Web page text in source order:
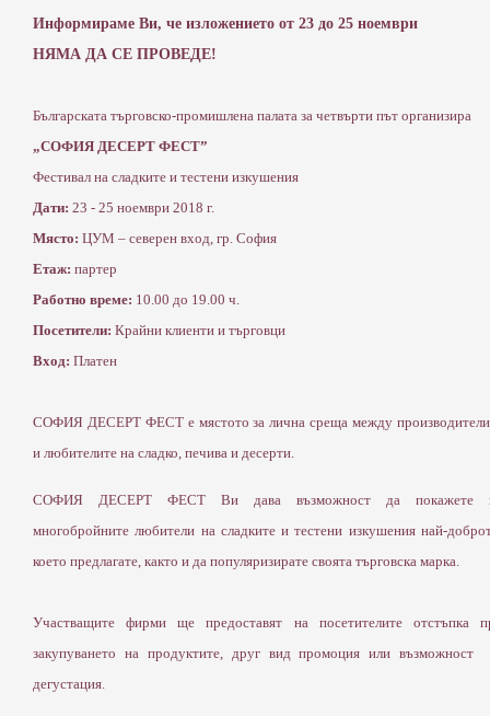
Информираме Ви, че изложението от 23 до 25 ноември
НЯМА ДА СЕ ПРОВЕДЕ!
Българската търговско-промишлена палата за четвърти път организира
„СОФИЯ ДЕСЕРТ ФЕСТ”
Фестивал на сладките и тестени изкушения
Дати: 23 - 25 ноември 2018 г.
Място: ЦУМ – северен вход, гр. София
Етаж: партер
Работно време: 10.00 до 19.00 ч.
Посетители: Крайни клиенти и търговци
Вход: Платен
СОФИЯ ДЕСЕРТ ФЕСТ е мястото за лична среща между
и любителите на сладко, печива и десерти.
СОФИЯ ДЕСЕРТ ФЕСТ Ви дава възможност да покажете
многобройните любители на сладките и тестени изкушения най-
което предлагате, както и да популяризирате своята търговска марка.
Участващите фирми ще предоставят на посетителите отстъпка
закупуването на продуктите, друг вид промоция или възможност
дегустация.